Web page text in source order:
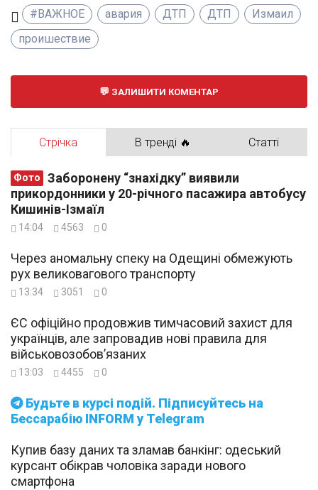
#ВАЖНОЕ авария ДТП ДТП
Измаил
проишествие
ЗАЛИШИТИ КОМЕНТАР
Стрічка В тренді 🔥 Статті
Будьте в курсі подій. Підписуйтесь на
Бессарабію INFORM у Telegram
Фото
прикордонники у 20-річного пасажира автобусу
Кишинів-Ізмаїл
14:04 4563 0
Через аномальну спеку на Одещині обмежують
рух великовагового транспорту
13:34 3051 0
ЄС офіційно продовжив тимчасовий захист для
українців, але запровадив нові правила для
військовозобов’язаних
13:03 4455 0
Купив базу даних та зламав банкінг: одеський
курсант обікрав чоловіка заради нового
смартфона